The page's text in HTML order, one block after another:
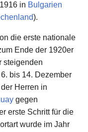
in Bulgarien
).
die erste nationale
Ende der 1920er
steigenden
bis 14. Dezember
Herren in
gegen
erste Schritt für die
wurde im Jahr